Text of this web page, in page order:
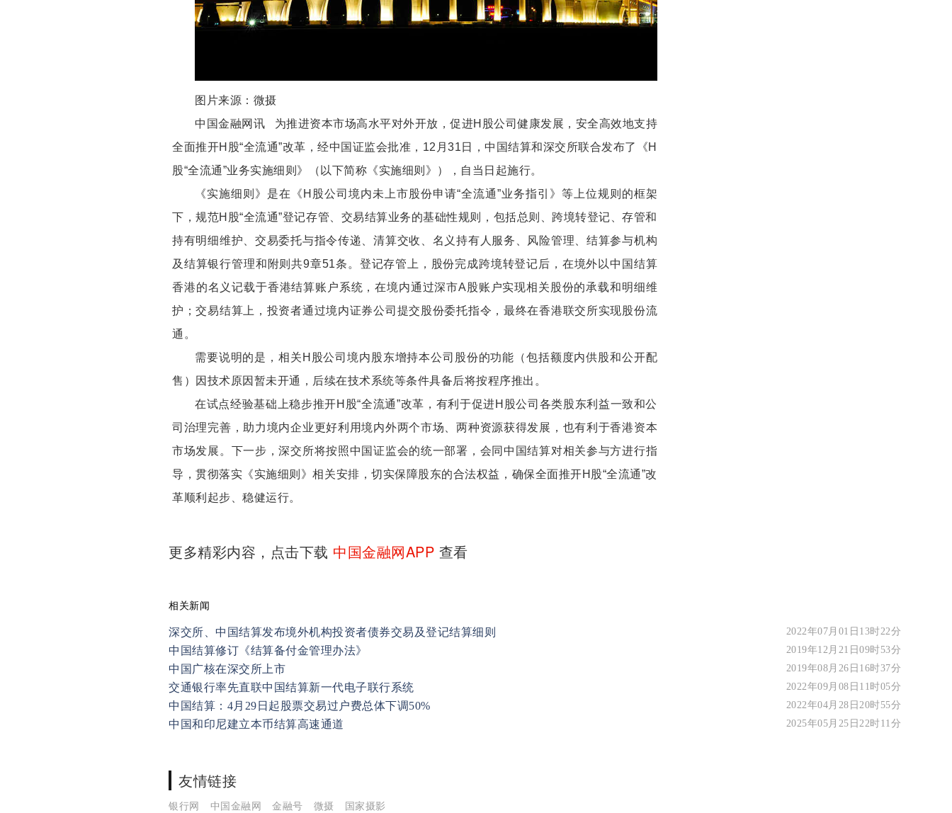
图片来源：微摄
中国金融网讯 为推进资本市场高水平对外开放，促进H股公司健康发展，安全高效地支持
全面推开H股“全流通”改革，经中国证监会批准，12月31日，中国结算和深交所联合发布了《H
股“全流通”业务实施细则》（以下简称《实施细则》），自当日起施行。
《实施细则》是在《H股公司境内未上市股份申请“全流通”业务指引》等上位规则的框架
下，规范H股“全流通”登记存管、交易结算业务的基础性规则，包括总则、跨境转登记、存管和
持有明细维护、交易委托与指令传递、清算交收、名义持有人服务、风险管理、结算参与机构
及结算银行管理和附则共9章51条。登记存管上，股份完成跨境转登记后，在境外以中国结算
香港的名义记载于香港结算账户系统，在境内通过深市A股账户实现相关股份的承载和明细维
护；交易结算上，投资者通过境内证券公司提交股份委托指令，最终在香港联交所实现股份流
通。
需要说明的是，相关H股公司境内股东增持本公司股份的功能（包括额度内供股和公开配
售）因技术原因暂未开通，后续在技术系统等条件具备后将按程序推出。
在试点经验基础上稳步推开H股“全流通”改革，有利于促进H股公司各类股东利益一致和公
司治理完善，助力境内企业更好利用境内外两个市场、两种资源获得发展，也有利于香港资本
市场发展。下一步，深交所将按照中国证监会的统一部署，会同中国结算对相关参与方进行指
导，贯彻落实《实施细则》相关安排，切实保障股东的合法权益，确保全面推开H股“全流通”改
革顺利起步、稳健运行。
更多精彩内容，点击下载 中国金融网APP 查看
相关新闻
深交所、中国结算发布境外机构投资者债券交易及登记结算细则 2022年07月01日13时22分
中国结算修订《结算备付金管理办法》 2019年12月21日09时53分
中国广核在深交所上市 2019年08月26日16时37分
交通银行率先直联中国结算新一代电子联行系统 2022年09月08日11时05分
中国结算：4月29日起股票交易过户费总体下调50% 2022年04月28日20时55分
中国和印尼建立本币结算高速通道 2025年05月25日22时11分
友情链接
银行网 中国金融网 金融号 微摄 国家摄影